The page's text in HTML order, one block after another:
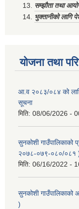
सम्झौता तथा
भुक्तानीको लागि
योजना तथा
आ.व २०८३/०८४ को
सूचना
मिति: 08/06/2026 -
सुनकोशी गाउँपालिकाको
२०७८-०७९-०८०/०८१
मिति: 06/16/2022 -
सुनकोशी
)